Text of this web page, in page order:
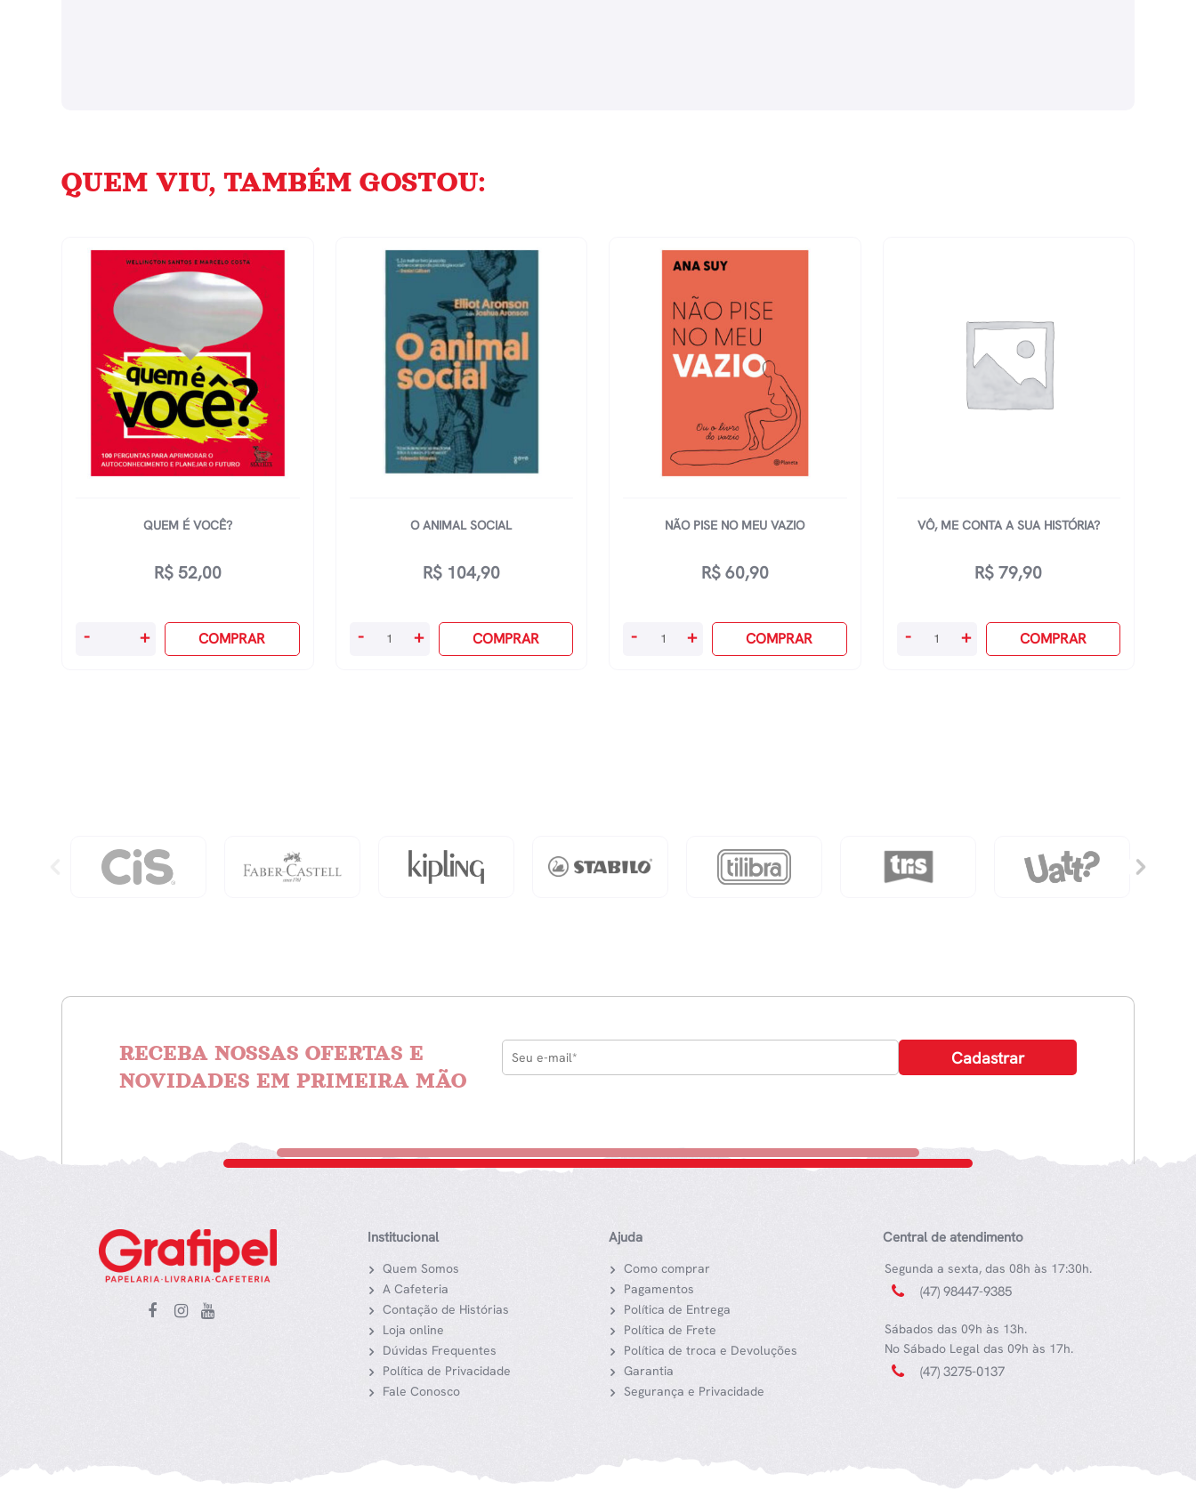
QUEM VIU, TAMBÉM GOSTOU:
QUEM É VOCÊ?
R$52,00
Quem
- + COMPRAR
O ANIMAL SOCIAL
R$104,90
O- + COMPRAR
NÃO PISE NO MEU VAZIO
R$60,90
Não
- + COMPRAR
VÔ, ME CONTA A SUA HISTÓRIA?
R$ 79,90
Vô,
- + COMPRAR
RECEBA NOSSAS OFERTAS E
NOVIDADES EM PRIMEIRA MÃO
Institucional
Quem Somos
A Cafeteria
Contação de Histórias
Loja online
Dúvidas Frequentes
Política de Privacidade
Fale Conosco
Ajuda
Como comprar
Pagamentos
Política de Entrega
Política de Frete
Política de troca e Devoluções
Garantia
Segurança e Privacidade
Central de atendimento
Segunda a sexta, das 08h às 17:30h.
(47) 98447-9385
Sábados das 09h às 13h.
No Sábado Legal das 09h às 17h.
(47) 3275-0137